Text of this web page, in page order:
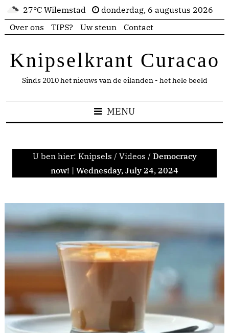
27°C Wilemstad
donderdag, 6 augustus 2026
Over ons
TIPS? Uw steun Contact
Knipselkrant Curacao
Sinds 2010 het nieuws van de eilanden - het hele beeld
MENU
U ben hier: Knipsels / Videos / Democracy
now! | Wednesday, July 24, 2024